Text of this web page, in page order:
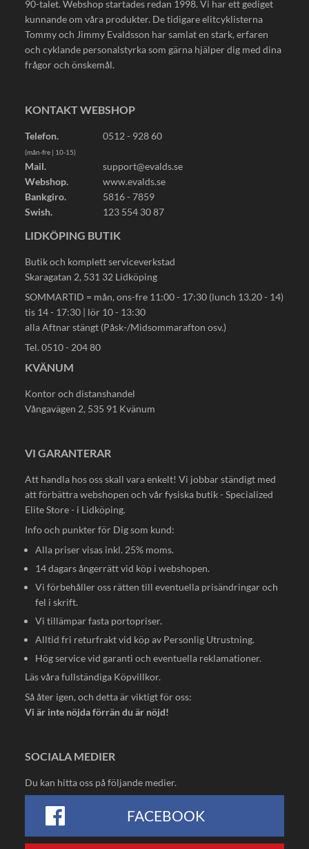
90-talet. Webshop startades redan 1998. Vi har ett gediget
kunnande om våra produkter. De tidigare elitcyklisterna
Tommy och Jimmy Evaldsson har samlat en stark, erfaren
och cyklande personalstyrka som gärna hjälper dig med dina
frågor och önskemål.
KONTAKT WEBSHOP
Telefon. 0512 - 928 60
(mån-fre | 10-15)
Mail.
support@evalds.se
Webshop.
www.evalds.se
Bankgiro.
5816 - 7859
Swish.
123 554 30 87
LIDKÖPING BUTIK
Butik och komplett serviceverkstad
Skaragatan 2, 531 32 Lidköping
SOMMARTID = mån, ons-fre 11:00 - 17:30 (lunch 13.20 - 14)
tis 14 - 17:30 | lör 10 - 13:30
alla Aftnar stängt (Påsk-/Midsommarafton osv.)
Tel. 0510 - 204 80
KVÄNUM
Kontor och distanshandel
Vångavägen 2, 535 91 Kvänum
VI GARANTERAR
Att handla hos oss skall vara enkelt! Vi jobbar ständigt med
att förbättra webshopen och vår fysiska butik - Specialized
Elite Store - i Lidköping.
Info och punkter för Dig som kund:
Alla priser visas inkl. 25% moms.
14 dagars ångerrätt vid köp i webshopen.
Vi förbehåller oss rätten till eventuella prisändringar och
fel i skrift.
Vi tillämpar fasta portopriser.
Alltid fri returfrakt vid köp av Personlig Utrustning.
Hög service vid garanti och eventuella reklamationer.
Läs våra fullständiga Köpvillkor.
Så åter igen, och detta är viktigt för oss:
Vi är inte nöjda förrän du är nöjd!
SOCIALA MEDIER
Du kan hitta oss på följande medier.
FACEBOOK